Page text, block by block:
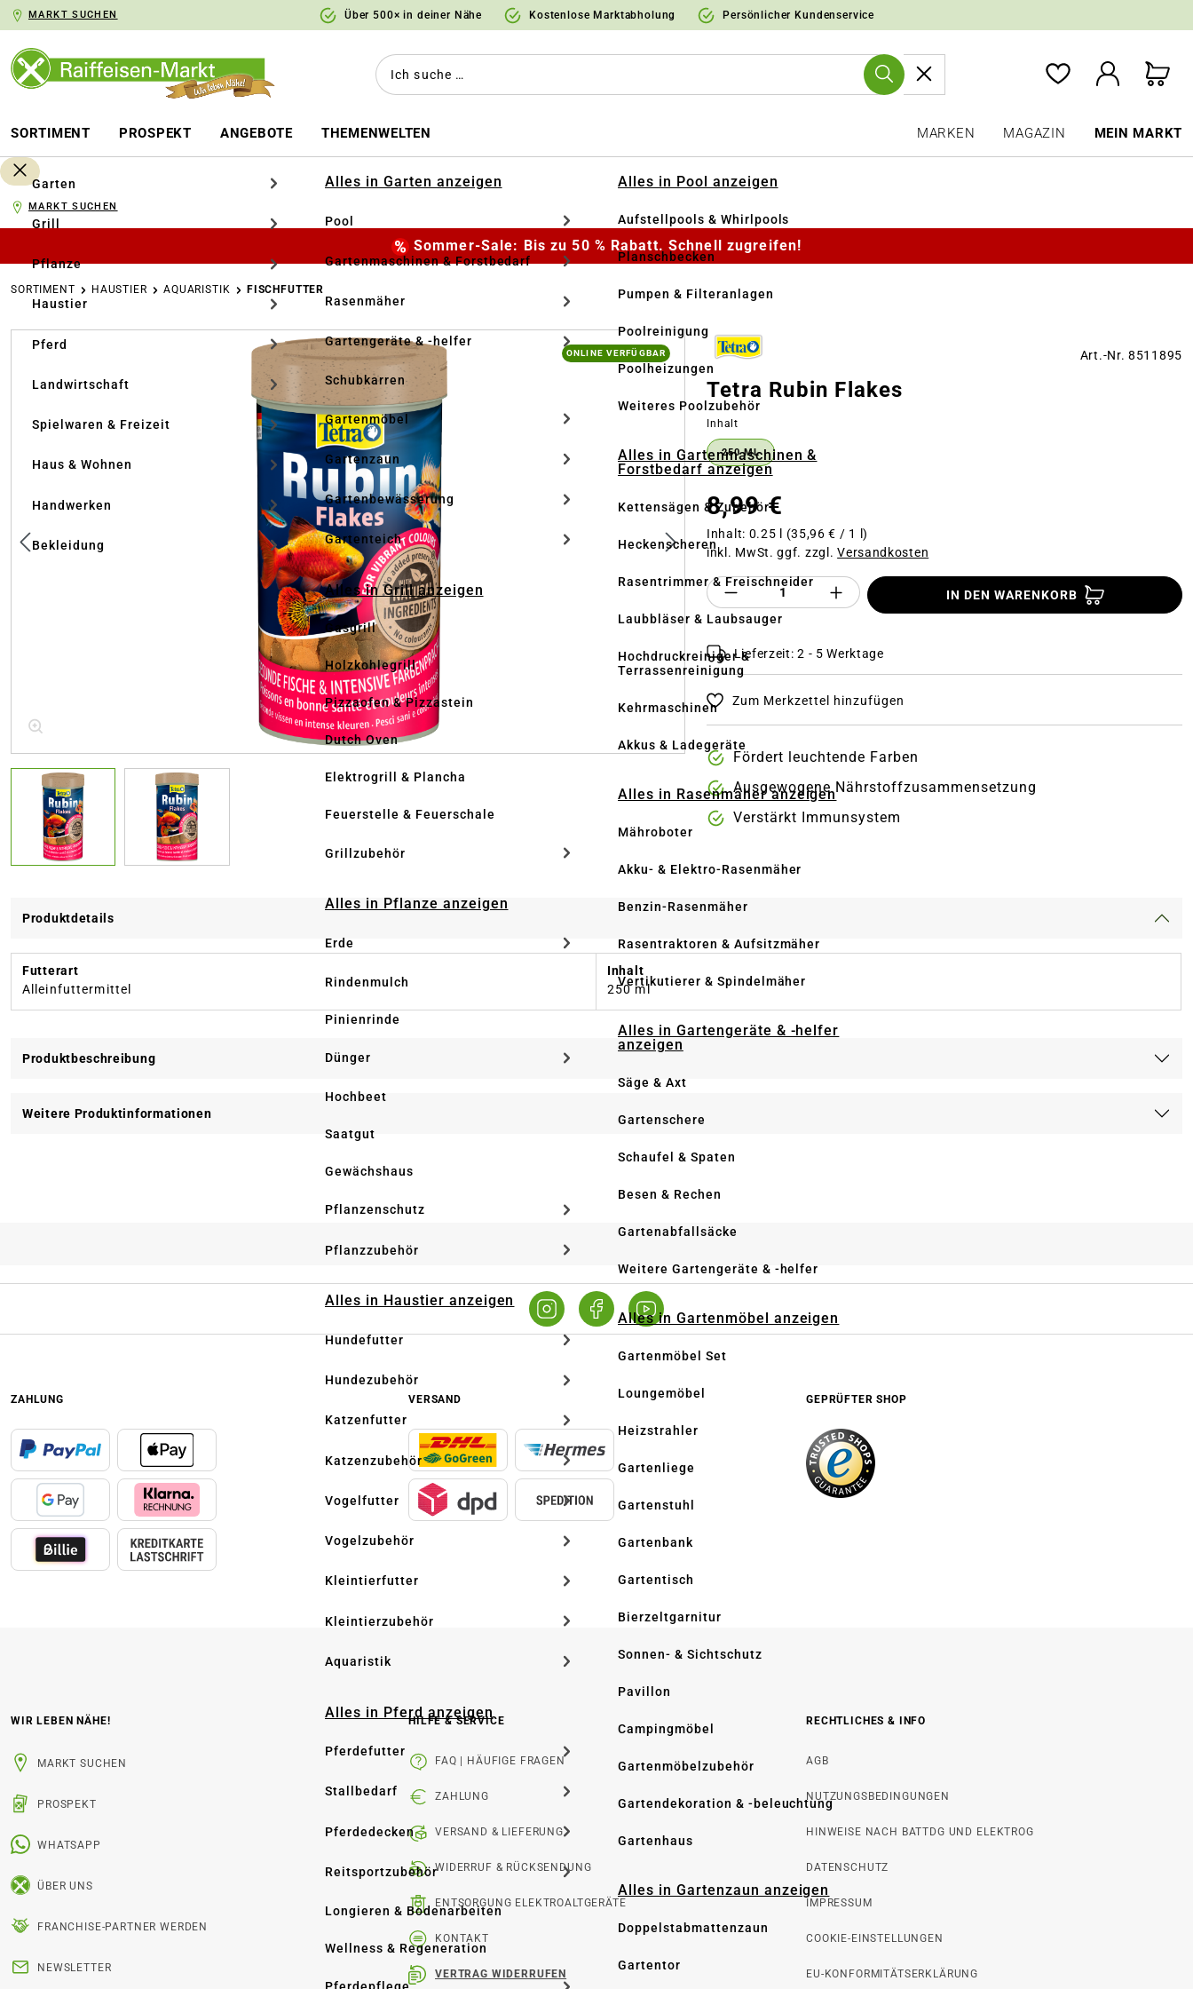
Zur Hauptnavigation springen
MARKT SUCHEN Über 500× in deiner Nähe Kostenlose Marktabholung Persönlicher Kundenservice
SORTIMENT PROSPEKT ANGEBOTE THEMENWELTEN MARKEN MAGAZIN MEIN MARKT
Garten
Grill
Pflanze
Haustier
Pferd
Landwirtschaft
Spielwaren & Freizeit
Haus & Wohnen
Handwerken
Bekleidung
Alles in Garten anzeigen
Pool
Gartenmaschinen & Forstbedarf
Rasenmäher
Gartengeräte & -helfer
Schubkarren
Gartenmöbel
Gartenzaun
Gartenbewässerung
Gartenteich
Alles in Grill anzeigen
Gasgrill
Holzkohlegrill
Pizzaofen & Pizzastein
Dutch Oven
Elektrogrill & Plancha
Feuerstelle & Feuerschale
Grillzubehör
Alles in Pflanze anzeigen
Erde
Rindenmulch
Pinienrinde
Dünger
Hochbeet
Saatgut
Gewächshaus
Pflanzenschutz
Pflanzzubehör
Alles in Haustier anzeigen
Hundefutter
Hundezubehör
Katzenfutter
Katzenzubehör
Vogelfutter
Vogelzubehör
Kleintierfutter
Kleintierzubehör
Aquaristik
Alles in Pferd anzeigen
Pferdefutter
Stallbedarf
Pferdedecken
Reitsportzubehör
Longieren & Bodenarbeiten
Wellness & Regeneration
Alles in Pool anzeigen
Aufstellpools & Whirlpools
Planschbecken
Pumpen & Filteranlagen
Poolreinigung
Poolheizungen
Weiteres Poolzubehör
Alles in Gartenmaschinen &
Forstbedarf anzeigen
Kettensägen & Zubehör
Heckenscheren
Rasentrimmer & Freischneider
Laubbläser & Laubsauger
Hochdruckreiniger &
Terrassenreinigung
Kehrmaschinen
Akkus & Ladegeräte
Alles in Rasenmäher anzeigen
Mähroboter
Akku- & Elektro-Rasenmäher
Benzin-Rasenmäher
Rasentraktoren & Aufsitzmäher
Vertikutierer & Spindelmäher
Alles in Gartengeräte & -helfer
anzeigen
Säge & Axt
Gartenschere
Schaufel & Spaten
Besen & Rechen
Gartenabfallsäcke
Weitere Gartengeräte & -helfer
Alles in Gartenmöbel anzeigen
Gartenmöbel Set
Loungemöbel
Heizstrahler
Gartenliege
Gartenstuhl
Gartenbank
Gartentisch
Bierzeltgarnitur
Sonnen- & Sichtschutz
Pavillon
Campingmöbel
Gartenmöbelzubehör
Gartendekoration & -beleuchtung
Gartenhaus
Alles in Gartenzaun anzeigen
Doppelstabmattenzaun
Gartentor
MARKT SUCHEN
Sommer-Sale: Bis zu 50 % Rabatt. Schnell zugreifen!
SORTIMENT HAUSTIER AQUARISTIK FISCHFUTTER
Bildergalerie überspringen
ONLINE VERFÜGBAR Art.-Nr. 8511895
Tetra Rubin Flakes
Inhalt
250 ML
8,99 €
Inhalt: 0.25 l (35,96 € / 1 l)
inkl. MwSt. ggf. zzgl.Versandkosten
Produkt Anzahl des Produktes "%product%":
IN DEN WARENKORB
Lieferzeit: 2 - 5 Werktage
Zum Merkzettel hinzufügen
Fördert leuchtende Farben
Ausgewogene Nährstoffzusammensetzung
Verstärkt Immunsystem
Produktdetails
Futterart
Alleinfuttermittel
Inhalt
250 ml
Produktbeschreibung
Weitere Produktinformationen
ZAHLUNG VERSAND GEPRÜFTER SHOP
WIR LEBEN NÄHE!
MARKT SUCHEN
PROSPEKT
WHATSAPP
ÜBER UNS
FRANCHISE-PARTNER WERDEN
NEWSLETTER
HILFE & SERVICE
FAQ | HÄUFIGE FRAGEN
ZAHLUNG
VERSAND & LIEFERUNG
WIDERRUF & RÜCKSENDUNG
ENTSORGUNG ELEKTROALTGERÄTE
KONTAKT
VERTRAG WIDERRUFEN
RECHTLICHES & INFO
AGB
NUTZUNGSBEDINGUNGEN
HINWEISE NACH BATTDG UND ELEKTROG
DATENSCHUTZ
IMPRESSUM
COOKIE-EINSTELLUNGEN
EU-KONFORMITÄTSERKLÄRUNG